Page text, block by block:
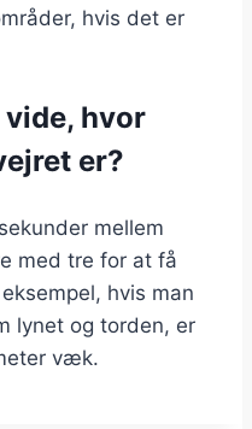
hvis det er
vide, hvor
er?
mellem
med tre for at få
hvis man
lynet og torden, er
væk.